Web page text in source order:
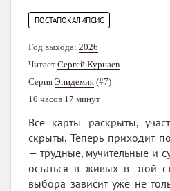
ПОСТАПОКАЛИПСИС
Год выхода: 2026
Читает Сергей Курнаев
Серия Эпидемия (#7)
10 часов 17 минут
Все карты раскрыты,
скрыты. Теперь приходит
— трудные, мучительные и
остаться в живых в этой
выбора зависит уже не